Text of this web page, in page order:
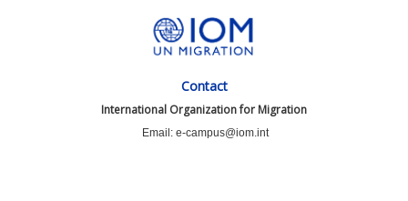
Contact
International Organization for Migration
Email: e-campus@iom.int